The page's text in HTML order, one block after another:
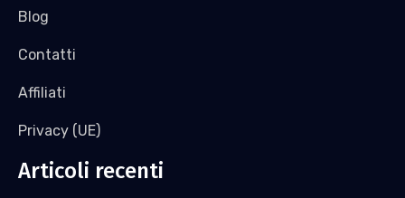
Blog
Contatti
Affiliati
Privacy (UE)
Articoli recenti